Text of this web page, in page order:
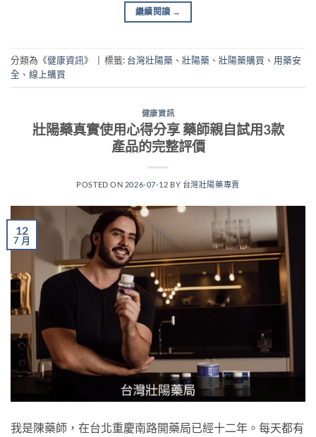
繼續閱讀 →
分類為《健康資訊》 標籤: 台灣壯陽藥 、 壯陽藥 、 壯陽藥購買 、 用藥安
全 、 線上購買
健康資訊
壯陽藥真實使用心得分享 藥師親自試用3款
產品的完整評價
POSTED ON 2026-07-12 BY 台灣壯陽藥專賣
12
7 月
我是陳藥師，在台北重慶南路開藥局已經十二年。每天都有